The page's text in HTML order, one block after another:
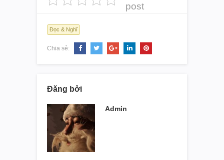
post
Đọc & Nghĩ
Chia sẻ:
Đăng bởi
Admin